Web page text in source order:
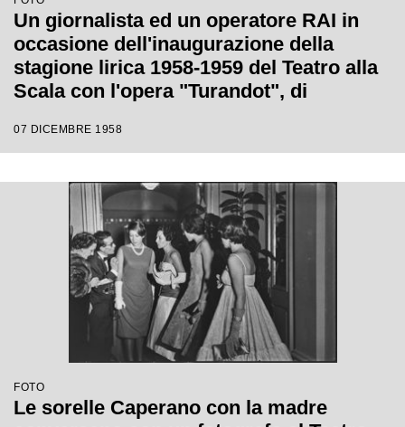
Un giornalista ed un operatore RAI in
occasione dell'inaugurazione della
stagione lirica 1958-1959 del Teatro alla
Scala con l'opera "Turandot", di
Votto, con la regia di Margherita
07 DICEMBRE 1958
FOTO
Le sorelle Caperano con la madre